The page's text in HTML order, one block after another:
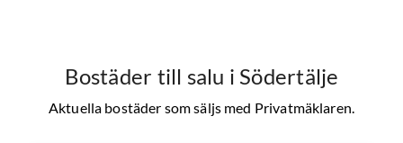
Bostäder till salu i Södertälje
Aktuella bostäder som säljs med Privatmäklaren.